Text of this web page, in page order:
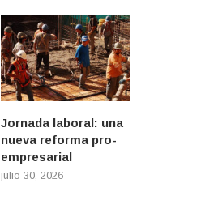
Jornada laboral: una
nueva reforma pro-
empresarial
julio 30, 2026